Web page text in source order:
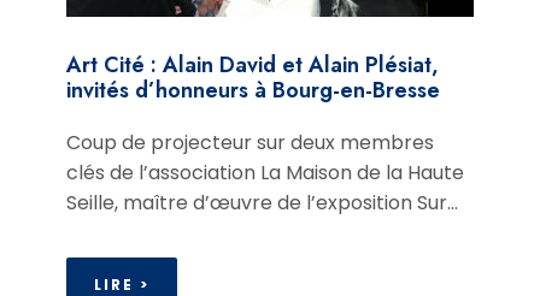
Art Cité : Alain David et Alain Plésiat,
invités d’honneurs à Bourg-en-Bresse
Coup de projecteur sur deux membres
clés de l’association La Maison de la Haute
Seille, maître d’œuvre de l’exposition Sur...
LIRE >